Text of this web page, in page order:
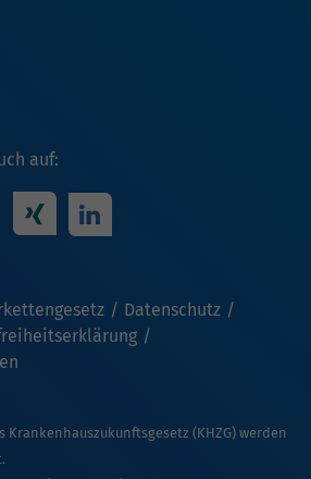
auf:
Datenschutz
Krankenhauszukunftsgesetz (KHZG) werden